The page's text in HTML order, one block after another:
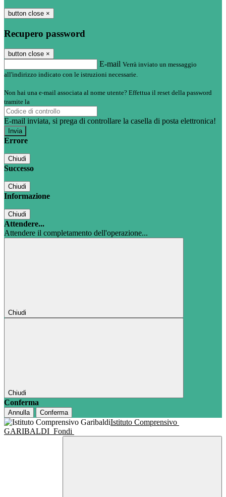
button close ×
Recupero password
button close ×
E-mail Verrà inviato un messaggio
all'indirizzo indicato con le istruzioni necessarie.
Non hai una e-mail associata al nome utente? Effettua il reset della password
tramite la
E-mail inviata, si prega di controllare la casella di posta elettronica!
Errore
Chiudi
Successo
Chiudi
Informazione
Chiudi
Attendere...
Attendere il completamento dell'operazione...
Chiudi
Chiudi
Conferma
Annulla Conferma
Istituto Comprensivo
GARIBALDI Fondi